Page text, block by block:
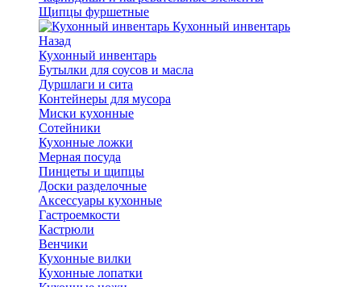
Щипцы фуршетные
Кухонный инвентарь
Назад
Кухонный инвентарь
Бутылки для соусов и масла
Дуршлаги и сита
Контейнеры для мусора
Миски кухонные
Сотейники
Кухонные ложки
Мерная посуда
Пинцеты и щипцы
Доски разделочные
Аксессуары кухонные
Гастроемкости
Кастрюли
Венчики
Кухонные вилки
Кухонные лопатки